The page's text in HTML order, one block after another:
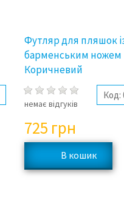
Футляр для пляшок
барменським ножем
Коричневий
немає відгуків
Код:
725 грн